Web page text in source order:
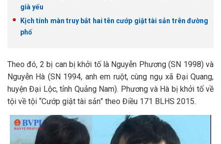
già yếu
Kịch tính màn truy bắt hai tên cướp giật tài sản trên đường
phố
Theo đó, 2 bị can bị khởi tố là Nguyễn Phương (SN 1998) và
Nguyễn Hà (SN 1994, anh em ruột, cùng ngụ xã Đại Quang,
huyện Đại Lộc, tỉnh Quảng Nam). Phương và Hà bị khởi tố về
tội về tội “Cướp giật tài sản” theo Điều 171 BLHS 2015.